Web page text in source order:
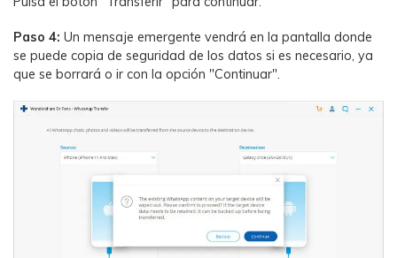
Paso 4: Un mensaje emergente vendrá en la pantalla donde
se puede copia de seguridad de los datos si es necesario, ya
que se borrará o ir con la opción "Continuar".